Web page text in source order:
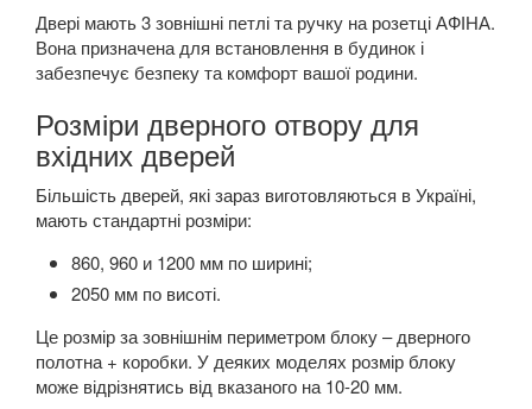
Двері мають 3 зовнішні петлі та ручку на розетці АФІНА.
Вона призначена для встановлення в будинок і
забезпечує безпеку та комфорт вашої родини.
Розміри дверного отвору для
вхідних дверей
Більшість дверей, які зараз виготовляються в Україні,
мають стандартні розміри:
860, 960 и 1200 мм по ширині;
2050 мм по висоті.
Це розмір за зовнішнім периметром блоку – дверного
полотна + коробки. У деяких моделях розмір блоку
може відрізнятись від вказаного на 10-20 мм.